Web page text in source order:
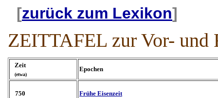
[zurück zum Lexikon]
ZEITTAFEL zur Vor- und
Zeit
(etwa)
Epochen
750 Frühe Eisenzeit